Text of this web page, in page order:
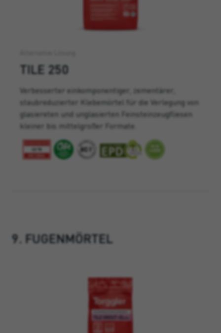
TILE 250
Verbesserter einkomponentiger, zementärer,
staubreduzierter Klebemörtel für die Verlegung von
glasiereten und unglasierten Feinsteinzeugfliesen
kleiner bis mittelgroßer Formate.
9. FUGENMÖRTEL